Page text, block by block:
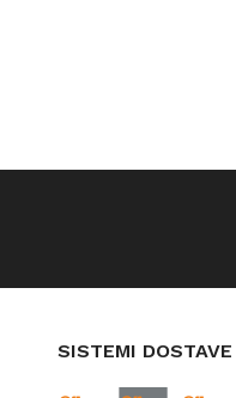
SISTEMI DOSTAVE